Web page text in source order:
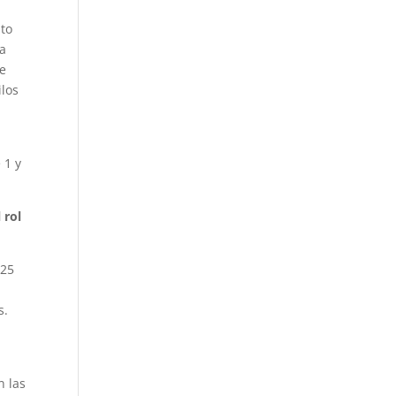
1 y
rol
las